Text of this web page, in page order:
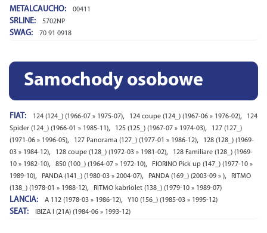
METALCAUCHO: 00411
SRLINE: 5702NP
SWAG: 70 91 0918
Samochody osobowe
FIAT: 124 (124_) (1966-07 » 1975-07), 124 coupe (124_) (1967-06 » 1976-02),
124
Spider (124_) (1966-01 » 1985-11), 125 (125_) (1967-07 » 1974-03),
127 (127_)
(1971-06 » 1996-05), 127 Panorama (127_) (1977-01 » 1986-12),
128 (128_) (1969-
03 » 1984-12), 128 coupe (128_) (1972-03 » 1981-02),
128 Familiare (128_) (1969-
10 » 1982-10), 850 (100_) (1964-07 » 1972-10),
FIORINO Pick up (147_) (1977-10 »
1989-10), PANDA (141_) (1980-03 » 2004-07), PANDA (169_) (2003-09 » ),
RITMO
(138_) (1978-01 » 1988-12), RITMO kabriolet (138_) (1979-10 » 1989-07)
LANCIA: A 112 (1978-03 » 1986-12), Y10 (156_) (1985-03 » 1995-12)
SEAT: IBIZA I (21A) (1984-06 » 1993-12)